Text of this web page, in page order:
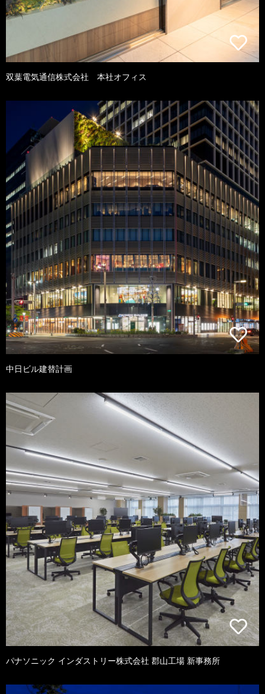
双葉電気通信株式会社 本社オフィス
中日ビル建替計画
パナソニック インダストリー株式会社 郡山工場 新事務所